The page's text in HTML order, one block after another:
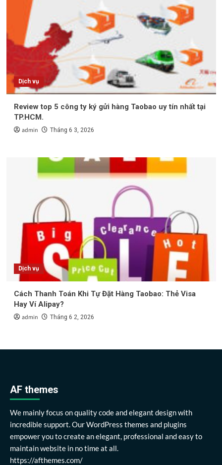
Dịch vụ
Review top 5 công ty ký gửi hàng Taobao uy tín nhất tại
TP.HCM.
admin Tháng 6 3, 2026
Dịch vụ
Cách Thanh Toán Khi Tự Đặt Hàng Taobao: Thẻ Visa
Hay Ví Alipay?
admin Tháng 6 2, 2026
AF themes
We mainly focus on quality code and elegant design with
incredible support. Our WordPress themes and plugins
empower you to create an elegant, professional and easy to
maintain website in no time at all.
https://afthemes.com/